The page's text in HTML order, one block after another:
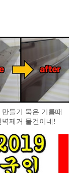
만들기 묵은 기름때
벽제거 물건이네!